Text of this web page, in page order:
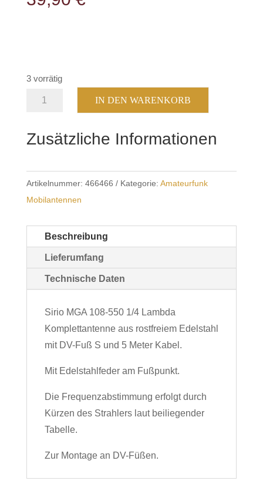
3 vorrätig
Sirio
Albrecht
MGA
550
MHz
IN DEN WARENKORB
Zusätzliche Informationen
Artikelnummer: 466466 Kategorie: Amateurfunk
Mobilantennen
Beschreibung
Lieferumfang
Technische Daten
Sirio MGA 108-550 1/4 Lambda
Komplettantenne aus rostfreiem Edelstahl
mit DV-Fuß S und 5 Meter Kabel.
Mit Edelstahlfeder am Fußpunkt.
Die Frequenzabstimmung erfolgt durch
Kürzen des Strahlers laut beiliegender
Tabelle.
Zur Montage an DV-Füßen.